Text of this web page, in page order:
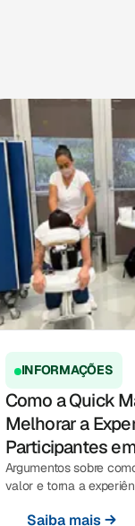
INFORMAÇÕES
Como a Quick
Melhorar a
Participantes
Argumentos sobre
valor e torna a
Saiba mais